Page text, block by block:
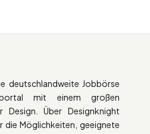
deutschlandweite Jobbörse
mit einem großen
Design. Über Designknight
die Möglichkeiten, geeignete